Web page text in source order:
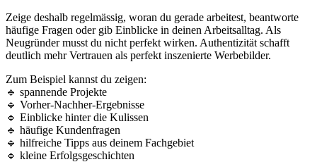
Zeige deshalb regelmässig, woran du gerade arbeitest, beantworte
häufige Fragen oder gib Einblicke in deinen Arbeitsalltag. Als
Neugründer musst du nicht perfekt wirken. Authentizität schafft
deutlich mehr Vertrauen als perfekt inszenierte Werbebilder.
Zum Beispiel kannst du zeigen:
🔹 spannende Projekte
🔹 Vorher-Nachher-Ergebnisse
🔹 Einblicke hinter die Kulissen
🔹 häufige Kundenfragen
🔹 hilfreiche Tipps aus deinem Fachgebiet
🔹 kleine Erfolgsgeschichten